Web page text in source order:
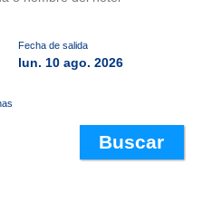
Fecha de salida
lun. 10 ago. 2026